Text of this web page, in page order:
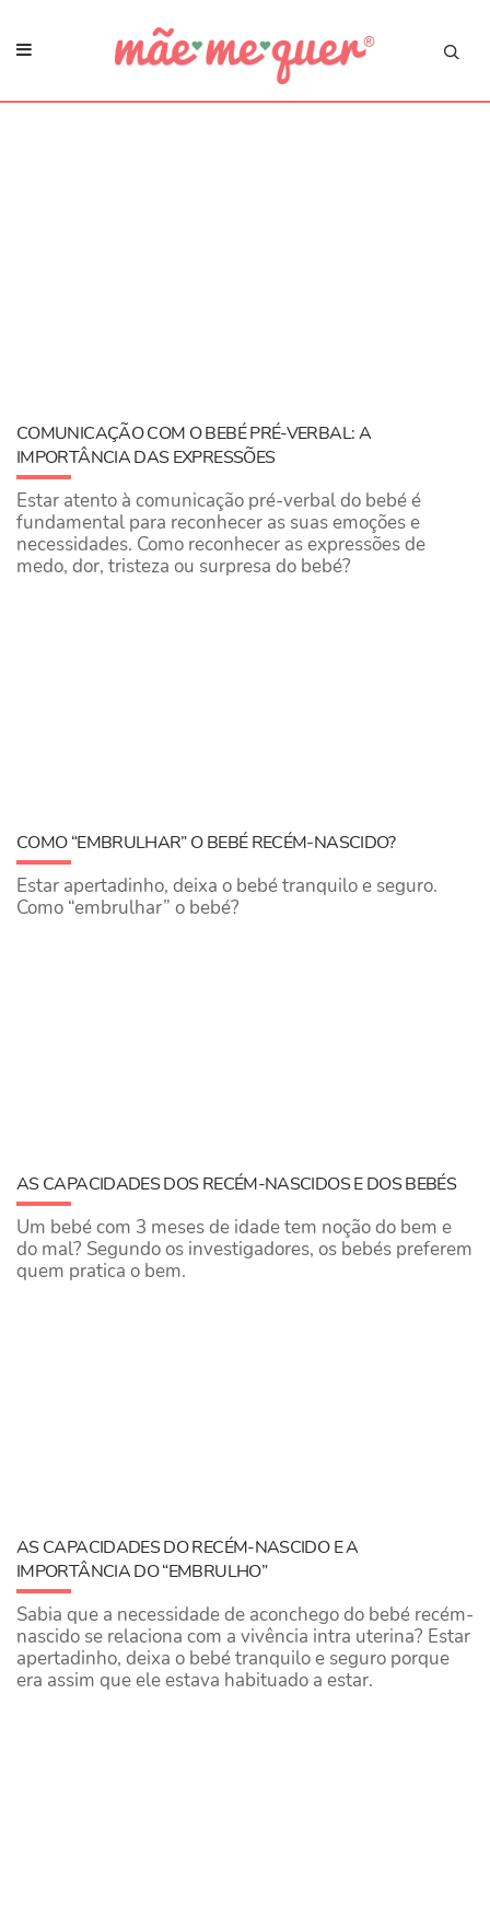
​COMUNICAÇÃO COM O BEBÉ PRÉ-VERBAL: A
IMPORTÂNCIA DAS EXPRESSÕES
​Estar atento à comunicação pré-verbal do bebé é
fundamental para reconhecer as suas emoções e
necessidades. Como reconhecer as expressões de
medo, dor, tristeza ou surpresa do bebé?
COMO “EMBRULHAR” O BEBÉ RECÉM-NASCIDO?
Estar apertadinho, deixa o bebé tranquilo e seguro.
Como “embrulhar” o bebé?
​AS CAPACIDADES DOS RECÉM-NASCIDOS E DOS BEBÉS
Um bebé com 3 meses de idade tem noção do bem e
do mal? Segundo os investigadores, os bebés preferem
quem pratica o bem.
​AS CAPACIDADES DO RECÉM-NASCIDO E A
IMPORTÂNCIA DO “EMBRULHO”
​Sabia que a necessidade de aconchego do bebé recém-
nascido se relaciona com a vivência intra uterina? Estar
apertadinho, deixa o bebé tranquilo e seguro porque
era assim que ele estava habituado a estar.